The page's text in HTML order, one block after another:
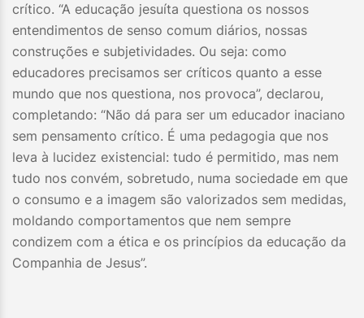
crítico. “A educação jesuíta questiona os nossos
entendimentos de senso comum diários, nossas
construções e subjetividades. Ou seja: como
educadores precisamos ser críticos quanto a esse
mundo que nos questiona, nos provoca”, declarou,
completando: “Não dá para ser um educador inaciano
sem pensamento crítico. É uma pedagogia que nos
leva à lucidez existencial: tudo é permitido, mas nem
tudo nos convém, sobretudo, numa sociedade em que
o consumo e a imagem são valorizados sem medidas,
moldando comportamentos que nem sempre
condizem com a ética e os princípios da educação da
Companhia de Jesus”.